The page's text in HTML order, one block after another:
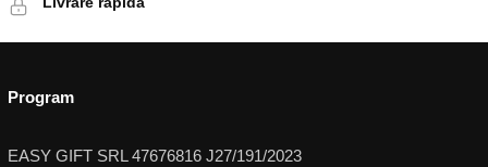
Program
EASY GIFT SRL 47676816 J27/191/2023